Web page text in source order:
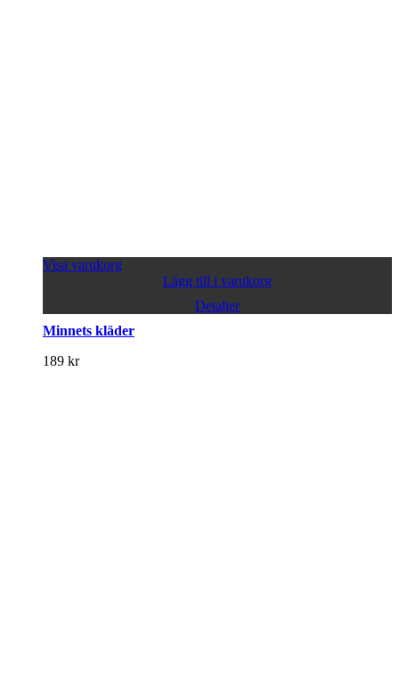
Visa varukorg
Lägg till i varukorg
Detaljer
Minnets kläder
189 kr